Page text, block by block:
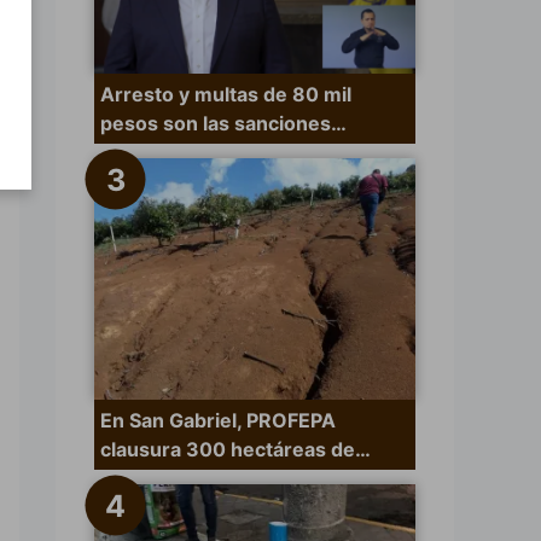
Arresto y multas de 80 mil
pesos son las sanciones…
En San Gabriel, PROFEPA
clausura 300 hectáreas de…